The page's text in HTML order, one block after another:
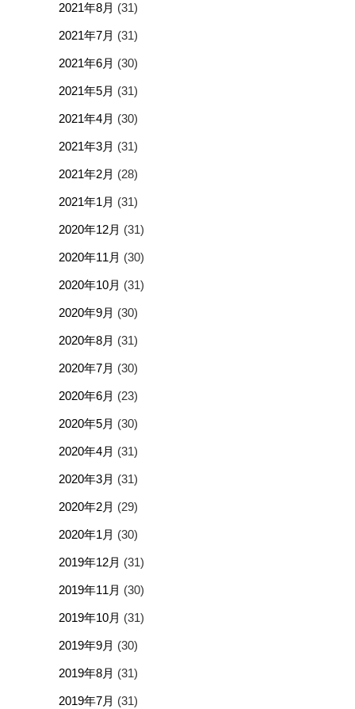
2021年8月 (31)
2021年7月 (31)
2021年6月 (30)
2021年5月 (31)
2021年4月 (30)
2021年3月 (31)
2021年2月 (28)
2021年1月 (31)
2020年12月 (31)
2020年11月 (30)
2020年10月 (31)
2020年9月 (30)
2020年8月 (31)
2020年7月 (30)
2020年6月 (23)
2020年5月 (30)
2020年4月 (31)
2020年3月 (31)
2020年2月 (29)
2020年1月 (30)
2019年12月 (31)
2019年11月 (30)
2019年10月 (31)
2019年9月 (30)
2019年8月 (31)
2019年7月 (31)